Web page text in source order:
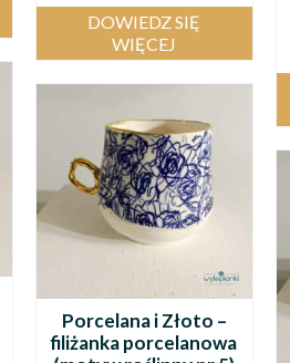
DOWIEDZ SIĘ
WIĘCEJ
Porcelana i Złoto –
filiżanka porcelanowa